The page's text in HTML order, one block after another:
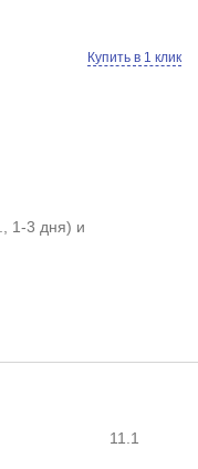
Купить в 1 клик
, 1-3 дня) и
11.1